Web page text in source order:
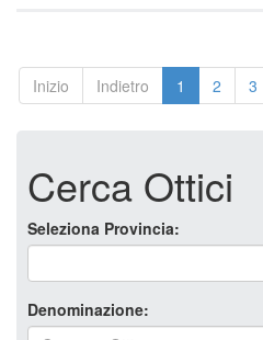
Inizio Indietro 1 2 3
Cerca Ottici
Seleziona Provincia:
Denominazione: